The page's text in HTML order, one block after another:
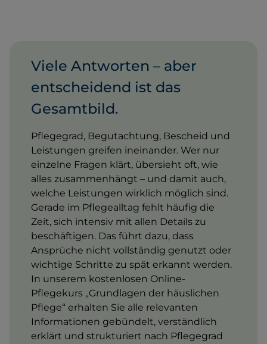
Viele Antworten – aber
entscheidend ist das
Gesamtbild.
Pflegegrad, Begutachtung, Bescheid und
Leistungen greifen ineinander. Wer nur
einzelne Fragen klärt, übersieht oft, wie
alles zusammenhängt – und damit auch,
welche Leistungen wirklich möglich sind.
Gerade im Pflegealltag fehlt häufig die
Zeit, sich intensiv mit allen Details zu
beschäftigen. Das führt dazu, dass
Ansprüche nicht vollständig genutzt oder
wichtige Schritte zu spät erkannt werden.
In unserem kostenlosen Online-
Pflegekurs „Grundlagen der häuslichen
Pflege“ erhalten Sie alle relevanten
Informationen gebündelt, verständlich
erklärt und strukturiert nach Pflegegrad